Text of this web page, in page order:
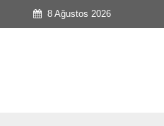
8 Ağustos 2026